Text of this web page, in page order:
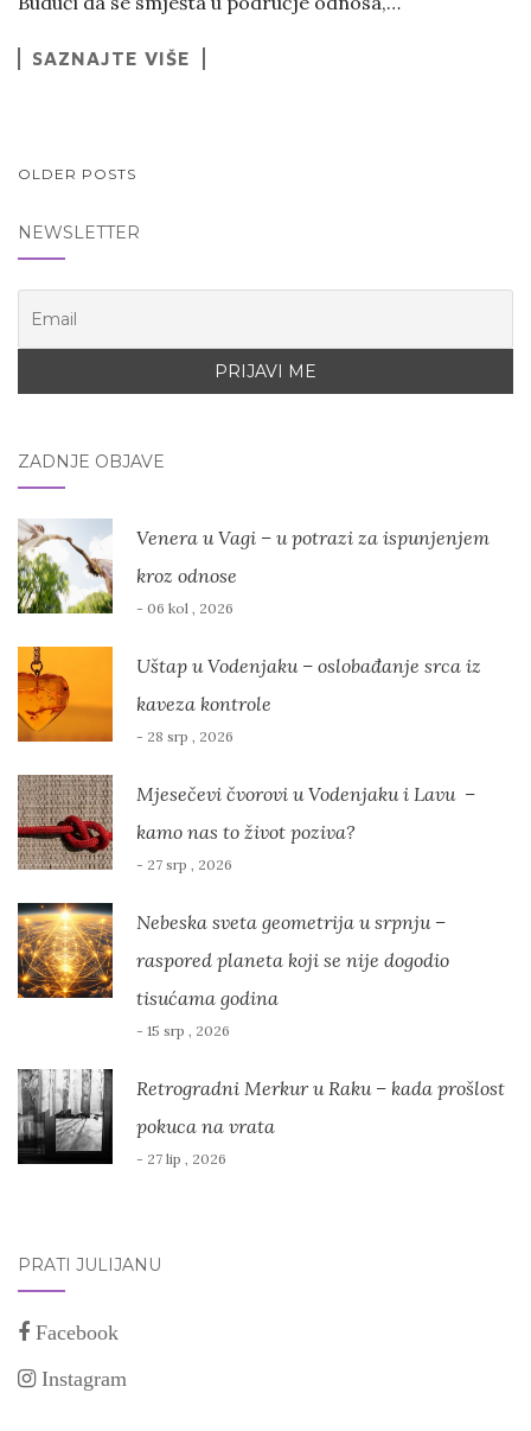
SAZNAJTE VIŠE
POSTS
OLDER POSTS
NEWSLETTER
ZADNJE OBJAVE
Venera u Vagi – u potrazi za ispunjenjem
kroz odnose
- 06 kol , 2026
Uštap u Vodenjaku – oslobađanje srca iz
kaveza kontrole
- 28 srp , 2026
Mjesečevi čvorovi u Vodenjaku i Lavu –
kamo nas to život poziva?
- 27 srp , 2026
Nebeska sveta geometrija u srpnju –
raspored planeta koji se nije dogodio
tisućama godina
- 15 srp , 2026
Retrogradni Merkur u Raku – kada prošlost
pokuca na vrata
- 27 lip , 2026
PRATI JULIJANU
Facebook
Instagram